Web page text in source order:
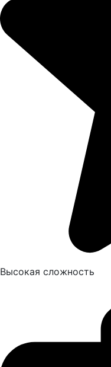
Высокая сложность